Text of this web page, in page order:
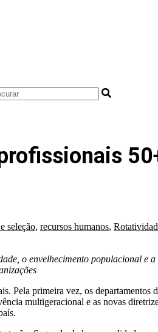
seleção, recursos humanos,
o envelhecimento populacional e
Pela primeira vez, os departamentos
multigeracional e as novas